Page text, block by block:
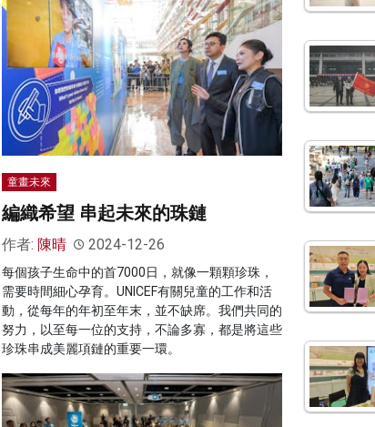
童畫未來
編織希望 串起未來的珠鏈
作者: 陳晴 2024-12-26
每個孩子生命中的首7000日，就像一顆顆珍珠，
需要時間細心孕育。UNICEF有關兒童的工作和活
動，從每年的年初至年末，並不缺席。我們共同的
努力，以至每一位的支持，不論多寡，都是將這些
珍珠串成美麗項鏈的重要一環。